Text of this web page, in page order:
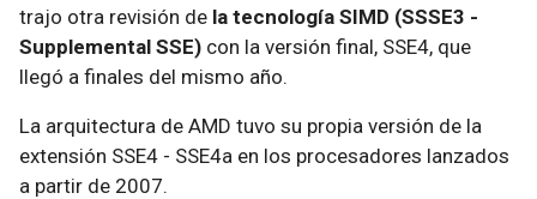
trajo otra revisión de la tecnología SIMD (SSSE3 -
Supplemental SSE) con la versión final, SSE4, que
llegó a finales del mismo año.
La arquitectura de AMD tuvo su propia versión de la
extensión SSE4 - SSE4a en los procesadores lanzados
a partir de 2007.